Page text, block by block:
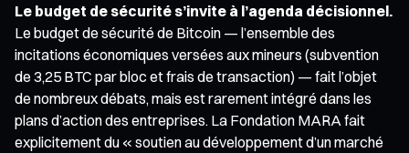
Le budget de sécurité s’invite à l’agenda décisionnel.
Le budget de sécurité de Bitcoin — l’ensemble des
incitations économiques versées aux mineurs (subvention
de 3,25 BTC par bloc et frais de transaction) — fait l’objet
de nombreux débats, mais est rarement intégré dans les
plans d’action des entreprises. La Fondation MARA fait
explicitement du « soutien au développement d’un marché